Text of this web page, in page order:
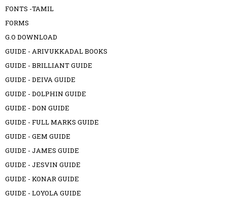
FONTS -TAMIL
FORMS
G.O DOWNLOAD
GUIDE - ARIVUKKADAL BOOKS
GUIDE - BRILLIANT GUIDE
GUIDE - DEIVA GUIDE
GUIDE - DOLPHIN GUIDE
GUIDE - DON GUIDE
GUIDE - FULL MARKS GUIDE
GUIDE - GEM GUIDE
GUIDE - JAMES GUIDE
GUIDE - JESVIN GUIDE
GUIDE - KONAR GUIDE
GUIDE - LOYOLA GUIDE